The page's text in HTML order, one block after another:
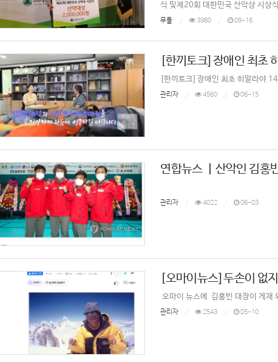
식 및제20회 대한민국 산악상 시상
무돌 3980 09-16
[한끼토크] 장애인 최초
[한끼토크] 장애인 최초 히말라야
관리자 4560 06-15
연합뉴스 ㅣ산악인 김홍
관리자 4022 06-03
[오마이뉴스] 두손이 없
오마이 뉴스에 김홍빈 대장이 게
관리자 2543 05-10